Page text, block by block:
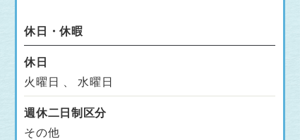
休日・休暇
休日
火曜日 、 水曜日
週休二日制区分
その他